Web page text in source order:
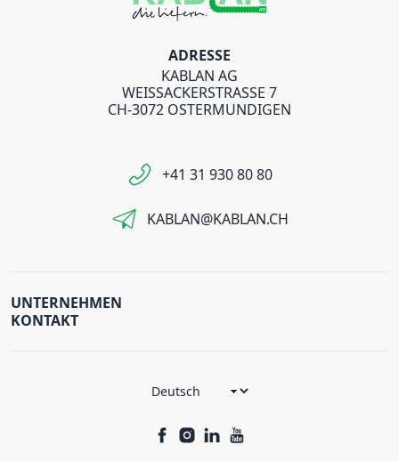
ADRESSE
KABLAN AG
WEISSACKERSTRASSE 7
CH-3072 OSTERMUNDIGEN
+41 31 930 80 80
KABLAN@KABLAN.CH
UNTERNEHMEN
KONTAKT